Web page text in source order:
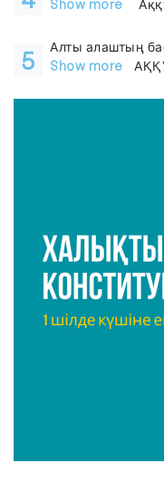
Show more
5
Алты алаштың
Show more